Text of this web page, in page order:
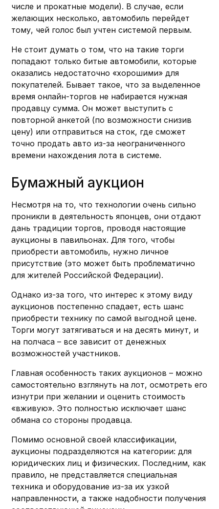
числе и прокатные модели). В случае, если
желающих несколько, автомобиль перейдет
тому, чей голос был учтен системой первым.
Не стоит думать о том, что на такие торги
попадают только битые автомобили, которые
оказались недостаточно «хорошими» для
покупателей. Бывает такое, что за выделенное
время онлайн-торгов не набирается нужная
продавцу сумма. Он может выступить с
повторной анкетой (по возможности снизив
цену) или отправиться на сток, где сможет
точно продать авто из-за неограниченного
времени нахождения лота в системе.
Бумажный аукцион
Несмотря на то, что технологии очень сильно
проникли в деятельность японцев, они отдают
дань традиции торгов, проводя настоящие
аукционы в павильонах. Для того, чтобы
приобрести автомобиль, нужно личное
присутствие (это может быть проблематично
для жителей Российской Федерации).
Однако из-за того, что интерес к этому виду
аукционов постепенно спадает, есть шанс
приобрести технику по самой выгодной цене.
Торги могут затягиваться и на десять минут, и
на полчаса – все зависит от денежных
возможностей участников.
Главная особенность таких аукционов – можно
самостоятельно взглянуть на лот, осмотреть его
изнутри при желании и оценить стоимость
«вживую». Это полностью исключает шанс
обмана со стороны продавца.
Помимо основной своей классификации,
аукционы подразделяются на категории: для
юридических лиц и физических. Последним, как
правило, не представляется специальная
техника и оборудование из-за их узкой
направленности, а также надобности получения